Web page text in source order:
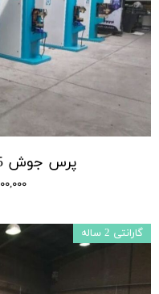
پرس جوش 75 کاوا پنوماتیک
گارانتی 2 ساله